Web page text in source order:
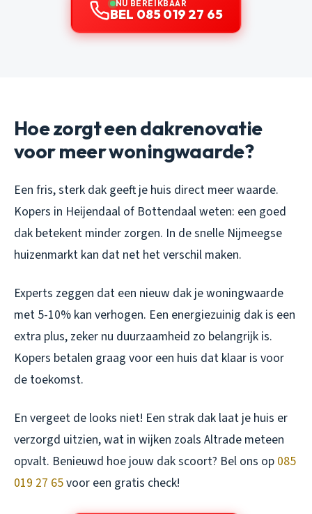
NU BEREIKBAAR
BEL 085 019 27 65
Hoe zorgt een dakrenovatie
voor meer woningwaarde?
Een fris, sterk dak geeft je huis direct meer waarde.
Kopers in Heijendaal of Bottendaal weten: een goed
dak betekent minder zorgen. In de snelle Nijmeegse
huizenmarkt kan dat net het verschil maken.
Experts zeggen dat een nieuw dak je woningwaarde
met 5-10% kan verhogen. Een energiezuinig dak is een
extra plus, zeker nu duurzaamheid zo belangrijk is.
Kopers betalen graag voor een huis dat klaar is voor
de toekomst.
En vergeet de looks niet! Een strak dak laat je huis er
verzorgd uitzien, wat in wijken zoals Altrade meteen
opvalt. Benieuwd hoe jouw dak scoort? Bel ons op 085
019 27 65voor een gratis check!